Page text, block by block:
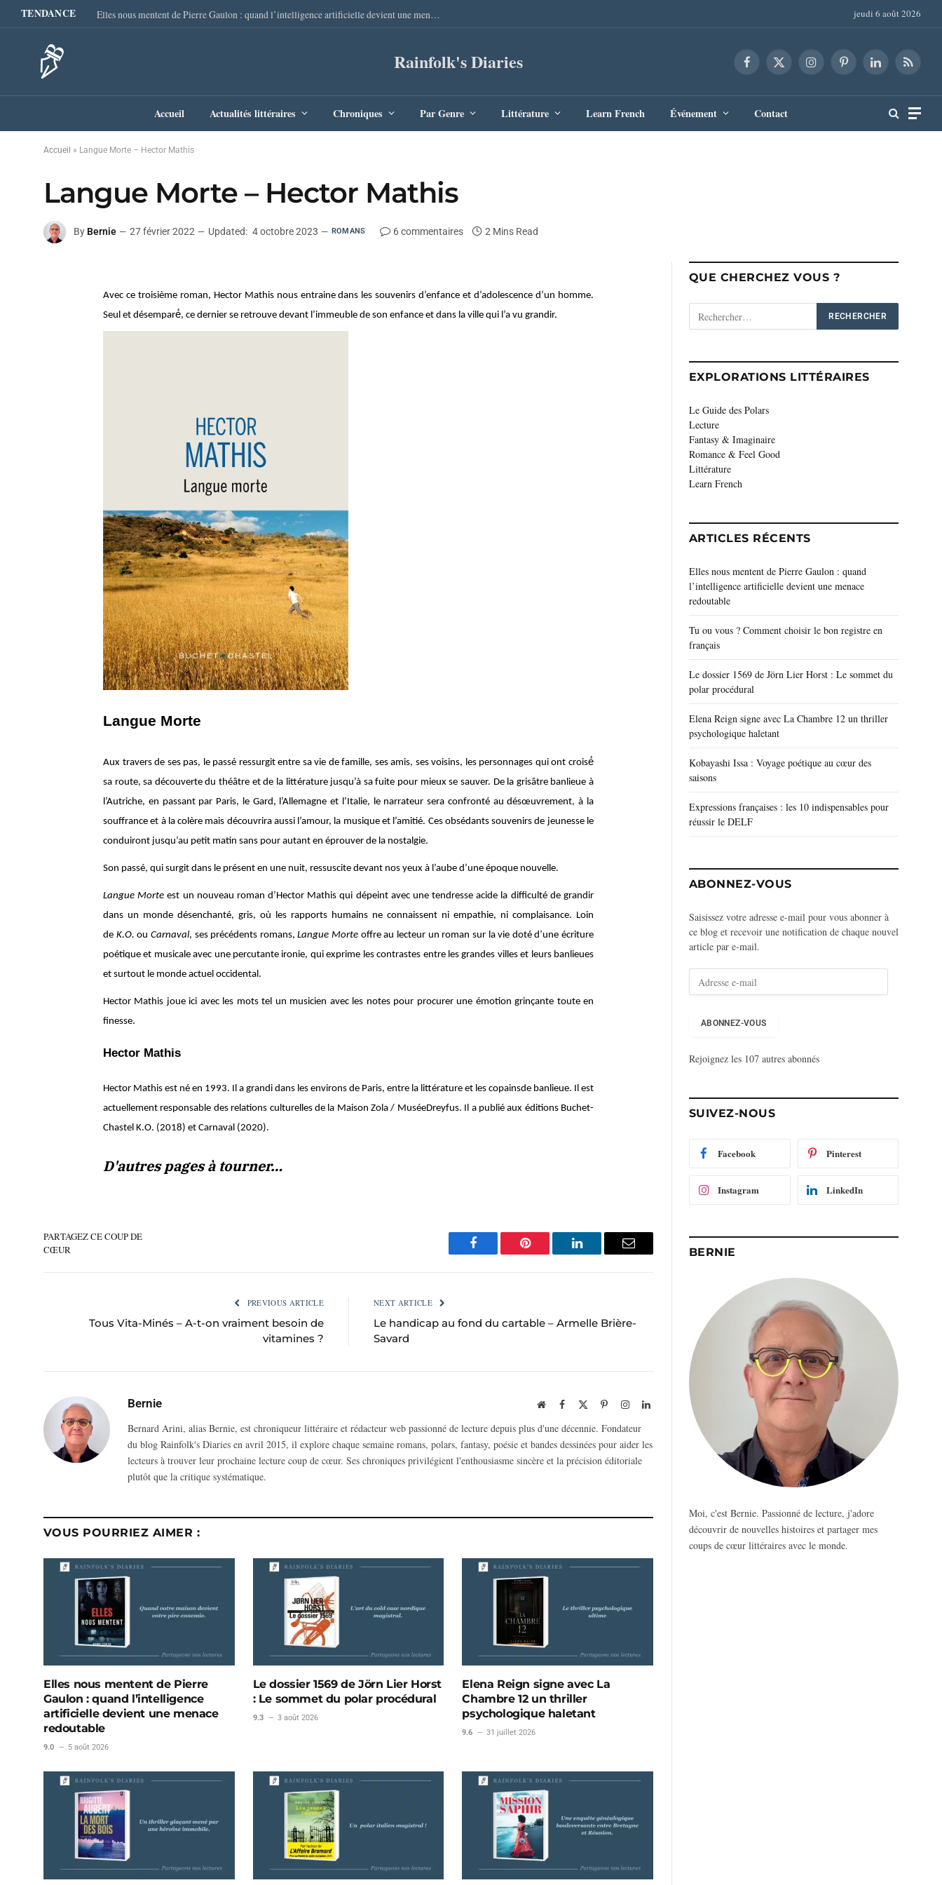
TENDANCE Elles nous mentent de Pierre Gaulon : quand l’intelligence artificielle devient une menace redoutable jeudi 6 août 2026
Rainfolk's Diaries Facebook
X
InstagramPinterestLinkedInRSS
Accueil Actualités littéraires Chroniques Par Genre Littérature Learn French Événement Contact
Accueil » Langue Morte – Hector Mathis
Langue Morte – Hector Mathis
By Bernie 27 février 2022 Updated: 4 octobre 2023 ROMANS 6 commentaires 2 Mins Read
Avec ce troisième roman, Hector Mathis nous entraine dans les souvenirs d’enfance et d’adolescence d’un homme.
Seul et désemparé́, ce dernier se retrouve devant l’immeuble de son enfance et dans la ville qui l’a vu grandir.
Langue Morte
Aux travers de ses pas, le passé ressurgit entre sa vie de famille, ses amis, ses voisins, les personnages qui ont croisé́
sa route, sa découverte du théâtre et de la littérature jusqu’à sa fuite pour mieux se sauver. De la grisâtre banlieue à
l’Autriche, en passant par Paris, le Gard, l’Allemagne et l’Italie, le narrateur sera confronté au désœuvrement, à la
souffrance et à la colère mais découvrira aussi l’amour, la musique et l’amitié. Ces obsédants souvenirs de jeunesse le
conduiront jusqu’au petit matin sans pour autant en éprouver de la nostalgie.
Son passé, qui surgit dans le présent en une nuit, ressuscite devant nos yeux à l’aube d’une époque nouvelle.
Langue Morteest un nouveau roman d’Hector Mathis qui dépeint avec une tendresse acide la difficulté de grandir
dans un monde désenchanté, gris, où les rapports humains ne connaissent ni empathie, ni complaisance. Loin
de K.O.ou Carnaval, ses précédents romans,Langue Morte offre au lecteur un roman sur la vie doté d’une écriture
poétique et musicale avec une percutante ironie, qui exprime les contrastes entre les grandes villes et leurs banlieues
et surtout le monde actuel occidental.
Hector Mathis joue ici avec les mots tel un musicien avec les notes pour procurer une émotion grinçante toute en
finesse.
Hector Mathis
Hector Mathis est né en 1993. Il a grandi dans les environs de Paris, entre la littérature et les copainsde banlieue. Il est
actuellement responsable des relations culturelles de la Maison Zola / MuséeDreyfus. Il a publié aux éditions Buchet-
Chastel K.O. (2018) et Carnaval (2020).
D'autres pages à tourner…
PARTAGEZ CE COUP DE
CŒUR
Facebook Pinterest LinkedIn Email
PREVIOUS ARTICLE
Tous Vita-Minés – A-t-on vraiment besoin de
vitamines ?
NEXT ARTICLE
Le handicap au fond du cartable – Armelle Brière-
Savard
Bernie WebsiteFacebook PinterestInstagramLinkedIn
Bernard Arini, alias Bernie, est chroniqueur littéraire et rédacteur web passionné de lecture depuis plus d'une décennie. Fondateur
du blog Rainfolk's Diaries en avril 2015, il explore chaque semaine romans, polars, fantasy, poésie et bandes dessinées pour aider les
lecteurs à trouver leur prochaine lecture coup de cœur. Ses chroniques privilégient l'enthousiasme sincère et la précision éditoriale
plutôt que la critique systématique.
VOUS POURRIEZ AIMER :
Elles nous mentent de Pierre
Gaulon : quand l’intelligence
artificielle devient une menace
redoutable
9.0 5 août 2026
Le dossier 1569 de Jörn Lier Horst
: Le sommet du polar procédural
9.3 3 août 2026
Elena Reign signe avec La
Chambre 12 un thriller
psychologique haletant
9.6 31 juillet 2026
QUE CHERCHEZ VOUS ?
EXPLORATIONS LITTÉRAIRES
Le Guide des Polars
Lecture
Fantasy & Imaginaire
Romance & Feel Good
Littérature
Learn French
ARTICLES RÉCENTS
Elles nous mentent de Pierre Gaulon : quand
l’intelligence artificielle devient une menace
redoutable
Tu ou vous ? Comment choisir le bon registre en
français
Le dossier 1569 de Jörn Lier Horst : Le sommet du
polar procédural
Elena Reign signe avec La Chambre 12 un thriller
psychologique haletant
Kobayashi Issa : Voyage poétique au cœur des
saisons
Expressions françaises : les 10 indispensables pour
réussir le DELF
ABONNEZ-VOUS
Saisissez votre adresse e-mail pour vous abonner à
ce blog et recevoir une notification de chaque nouvel
article par e-mail.
e
m
a
ABONNEZ-VOUS
Rejoignez les 107 autres abonnés
SUIVEZ-NOUS
Facebook Pinterest
Instagram LinkedIn
BERNIE
Moi, c'est Bernie. Passionné de lecture, j'adore
découvrir de nouvelles histoires et partager mes
coups de cœur littéraires avec le monde.